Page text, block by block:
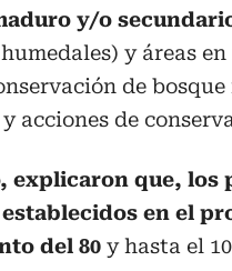
y/o
y áreas
de
acciones de
explicaron que, los
en el
del 80 y hasta el